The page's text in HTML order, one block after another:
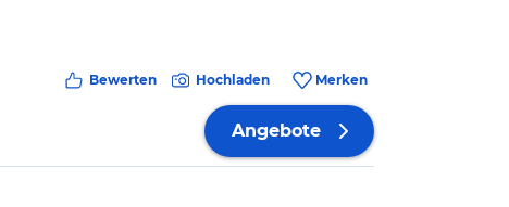
Bewerten Hochladen Merken
Angebote